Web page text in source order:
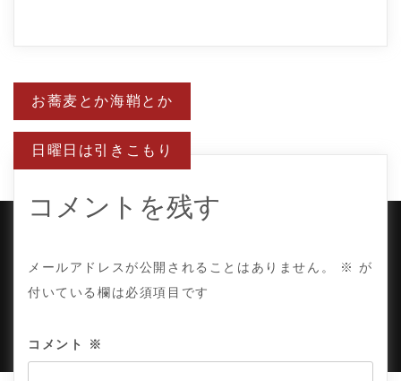
投
稿
ナ
ビ
ゲ
ー
ョ
ン
お蕎麦とか海鞘とか
日曜日は引きこもり
コメントを残す
メールアドレスが公開されることはありません。 ※
が
付いている欄は必須項目です
コメント ※